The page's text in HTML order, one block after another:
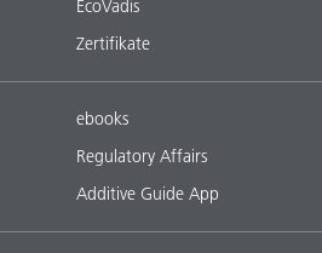
EcoVadis
Zertifikate
ebooks
Regulatory Affairs
Additive Guide App